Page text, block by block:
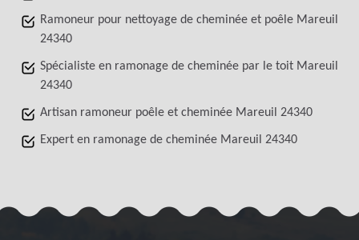
Ramoneur pour nettoyage de cheminée et poêle Mareuil
24340
Spécialiste en ramonage de cheminée par le toit Mareuil
24340
Artisan ramoneur poêle et cheminée Mareuil 24340
Expert en ramonage de cheminée Mareuil 24340